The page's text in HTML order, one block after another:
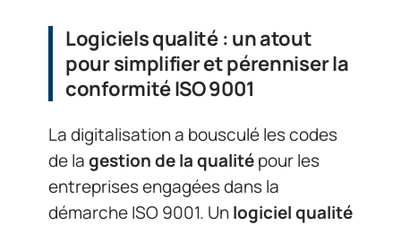
Logiciels qualité : un atout
pour simplifier et pérenniser la
conformité ISO 9001
La digitalisation a bousculé les codes
de lagestion de la qualitépour les
entreprises engagées dans la
démarche ISO 9001. Unlogiciel qualité